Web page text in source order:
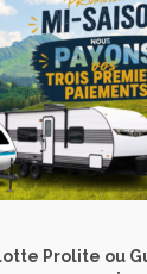
conseille sur les
Prolite ou